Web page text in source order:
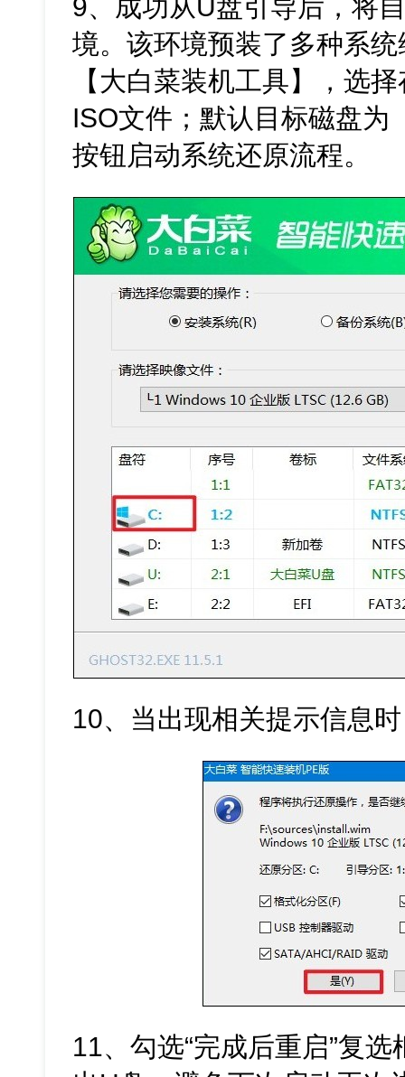
9、成功从U盘引导后，将
境。该环境预装了多种系
【大白菜装机工具】，选
ISO文件；默认目标磁盘为
按钮启动系统还原流程。
10、当出现相关提示信息时
11、勾选“完成后重启”复